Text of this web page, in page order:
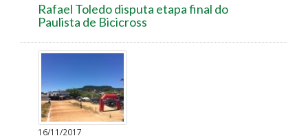
Rafael Toledo disputa etapa final do
Paulista de Bicicross
16/11/2017